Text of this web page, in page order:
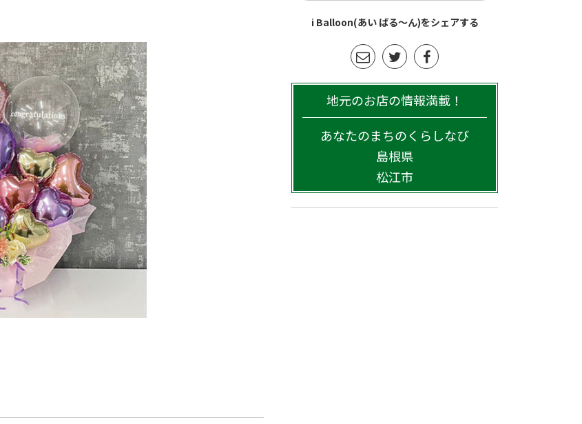
i Balloon(あい ばる～ん)をシェアする
地元のお店の情報満載！
あなたのまちのくらしなび
島根県
松江市